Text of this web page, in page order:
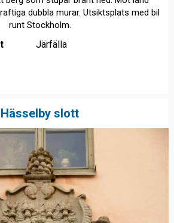
dubbla murar. Utsiktsplats med bil
runt Stockholm.
Järfälla
Hässelby slott